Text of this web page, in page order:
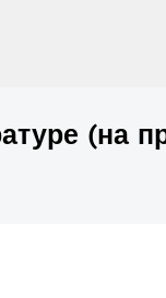
(на